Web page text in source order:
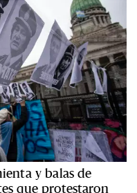
y balas de
que protestaron